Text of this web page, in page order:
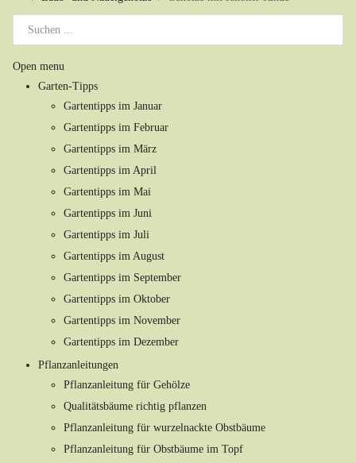
Open menu
Garten-Tipps
Gartentipps im Januar
Gartentipps im Februar
Gartentipps im März
Gartentipps im April
Gartentipps im Mai
Gartentipps im Juni
Gartentipps im Juli
Gartentipps im August
Gartentipps im September
Gartentipps im Oktober
Gartentipps im November
Gartentipps im Dezember
Pflanzanleitungen
Pflanzanleitung für Gehölze
Qualitätsbäume richtig pflanzen
Pflanzanleitung für wurzelnackte Obstbäume
Pflanzanleitung für Obstbäume im Topf